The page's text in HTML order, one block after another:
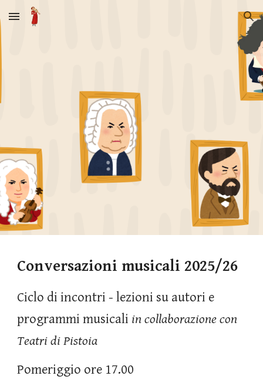
Skip to main content Skip to navigation
Conversazioni musicali 2025/26
Ciclo di incontri - lezioni su autori e
programmi musicali in collaborazione con
Teatri di Pistoia
Pomeriggio ore 17.00